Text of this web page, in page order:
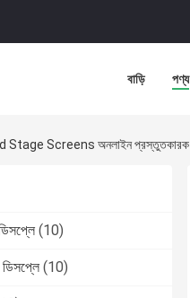
বাড়ি পণ্য
Stage Screens অনলাইন প্রস্তুতকারক
(10)
(10)